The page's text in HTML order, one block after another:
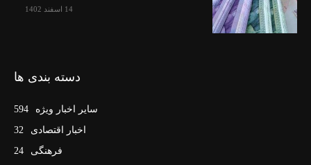
14 اسفند 1402
دسته بندی ها
سایر اخبار ویژه
594
اخبار اقتصادی
32
فرهنگی
24